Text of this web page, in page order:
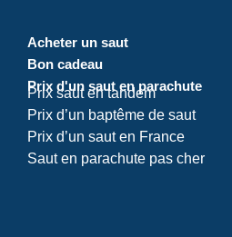
Acheter un saut
Bon cadeau
Prix d'un saut en parachute
Prix saut en tandem
Prix d’un baptême de saut
Prix d’un saut en France
Saut en parachute pas cher